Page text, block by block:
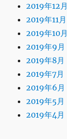
2019年12月
2019年11月
2019年10月
2019年9月
2019年8月
2019年7月
2019年6月
2019年5月
2019年4月